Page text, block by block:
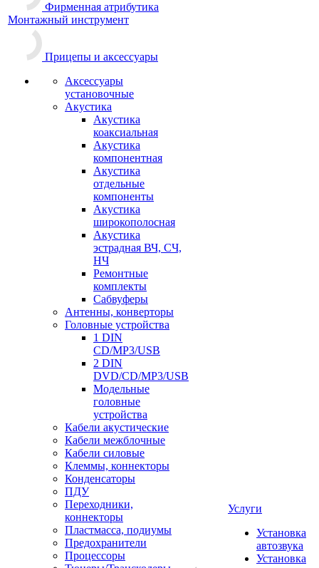
Фирменная атрибутика
Монтажный инструмент
Прицепы и аксессуары
Аксессуары
установочные
Акустика
Акустика
коаксиальная
Акустика
компонентная
Акустика
отдельные
компоненты
Акустика
широкополосная
Акустика
эстрадная ВЧ, СЧ,
НЧ
Ремонтные
комплекты
Сабвуферы
Антенны, конверторы
Головные устройства
1 DIN
CD/MP3/USB
2 DIN
DVD/CD/MP3/USB
Модельные
головные
устройства
Кабели акустические
Кабели межблочные
Кабели силовые
Клеммы, коннекторы
Конденсаторы
ПДУ
Переходники,
коннекторы
Пластмасса, подиумы
Предохранители
Процессоры
Услуги
Установка
автозвука
Установка